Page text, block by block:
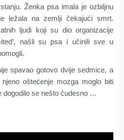
Ženka psa imala je ozbiljnu
ležala na zemlji čekajući smrt.
ljudi koji su dio organizacije
našli su psa i učinili sve u
spavao gotovo dvije sedmice, a
oštećenje mozga moglo biti
dogodilo se nešto čudesno …